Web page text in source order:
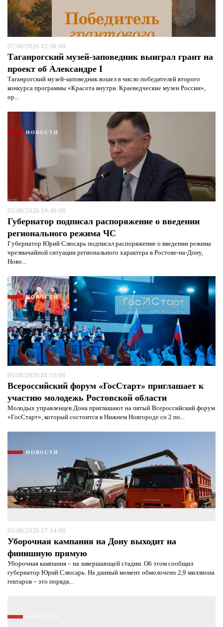
07/08/2026 12:38:00
Таганрогский музей-заповедник выиграл грант на
проект об Александре I
Таганрогский музей-заповедник вошел в число победителей второго
конкурса программы «Красота внутри. Краеведческие музеи России»,
ор...
НОВОСТИ
05/08/2026 19:49:00
Губернатор подписал распоряжение о введении
регионального режима ЧС
Губернатор Юрий Слюсарь подписал распоряжение о введении режима
чрезвычайной ситуации регионального характера в Ростове-на-Дону,
Ново...
НОВОСТИ
05/08/2026 01:10:00
Всероссийский форум «ГосСтарт» приглашает к
участию молодежь Ростовской области
Молодых управленцев Дона приглашают на пятый Всероссийский форум
«ГосСтарт», который состоится в Нижнем Новгороде со 2 по...
НОВОСТИ
03/08/2026 17:14:00
Уборочная кампания на Дону выходит на
финишную прямую
Уборочная кампания – на завершающей стадии. Об этом сообщил
губернатор Юрий Слюсарь. На данный момент обмолочено 2,9 миллиона
гектаров – это порядк...
Я согласен с
политикой конфиденциальности и
защиты информации*
Я согласен с политикой конфиденциальности и
защиты информации*